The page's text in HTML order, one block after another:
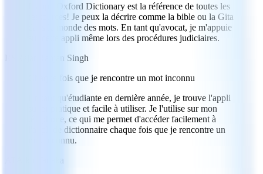
L'appli Oxford Dictionary est la référence de toutes les
ressources! Je peux la décrire comme la bible ou la Gita
dans le monde des mots. En tant qu'avocat, je m'appuie
sur cette appli même lors des procédures judiciaires.
Rajat Ranjan Singh
Chaque fois que je rencontre un mot inconnu
En tant qu'étudiante en dernière année, je trouve l'appli
super pratique et facile à utiliser. Je l'utilise sur mon
téléphone, ce qui me permet d'accéder facilement à
l'appli de dictionnaire chaque fois que je rencontre un
mot inconnu.
Aiko Tanaka